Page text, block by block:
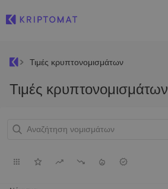
Τιμές κρυπτονομισμάτων
Τιμές κρυπτονομισμάτων